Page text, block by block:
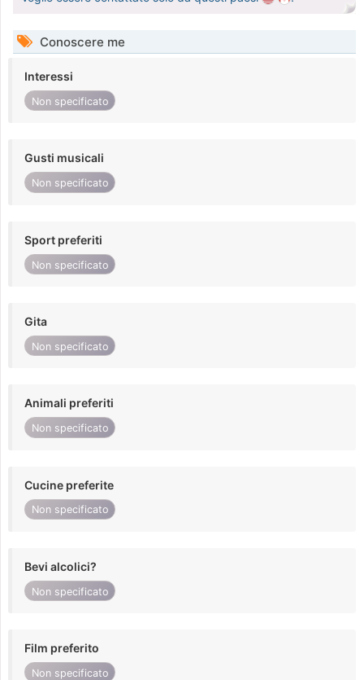
Conoscere me
Interessi
Non specificato
Gusti musicali
Non specificato
Sport preferiti
Non specificato
Gita
Non specificato
Animali preferiti
Non specificato
Cucine preferite
Non specificato
Bevi alcolici?
Non specificato
Film preferito
Non specificato